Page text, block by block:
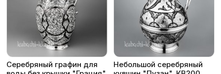
Серебряный графин для
Небольшой серебряный